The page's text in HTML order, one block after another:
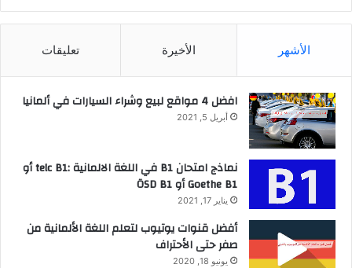
الأشهر الأخيرة تعليقات
افضل 4 مواقع لبيع وشراء السيارات في ألمانيا
أبريل 5, 2021
نماذج امتحان B1 في اللغة الالمانية :telc B1 أو
Goethe B1 أو ÖSD B1
يناير 17, 2021
أفضل قنوات يوتيوب لتعلم اللغة الألمانية من
صفر حتى الأحتراف
يونيو 18, 2020